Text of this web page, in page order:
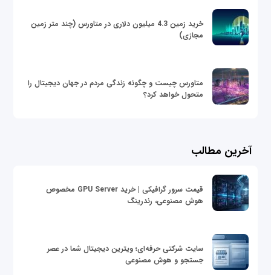
خرید زمین 4.3 میلیون دلاری در متاورس (چند متر زمین
مجازی)
متاورس چیست و چگونه زندگی مردم در جهان دیجیتال را
متحول خواهد کرد؟
آخرین مطالب
قیمت سرور گرافیکی | خرید GPU Server مخصوص
هوش مصنوعی، رندرینگ
سایت شرکتی حرفه‌ای؛ ویترین دیجیتال شما در عصر
جستجو و هوش مصنوعی